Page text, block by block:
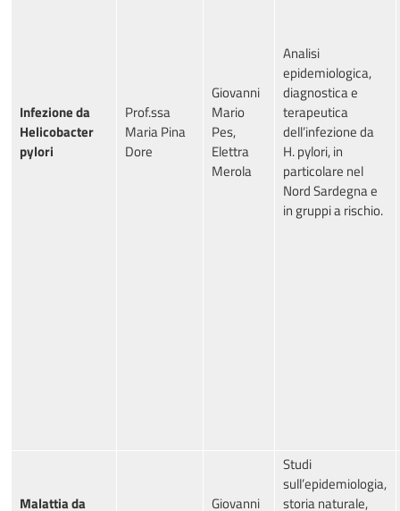
Infezione da
Helicobacter
pylori
Prof.ssa
Maria Pina
Dore
Giovanni
Mario
Pes,
Elettra
Merola
Analisi
epidemiologica,
diagnostica e
terapeutica
dell’infezione da
H. pylori, in
particolare nel
Nord Sardegna e
in gruppi a rischio.
Malattia da
Giovanni
Studi
sull’epidemiologia,
storia naturale,